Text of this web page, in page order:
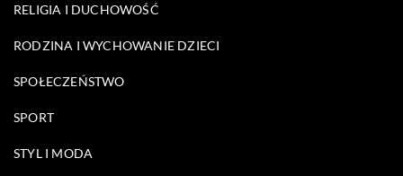
RELIGIA I DUCHOWOŚĆ
RODZINA I WYCHOWANIE DZIECI
SPOŁECZEŃSTWO
SPORT
STYL I MODA